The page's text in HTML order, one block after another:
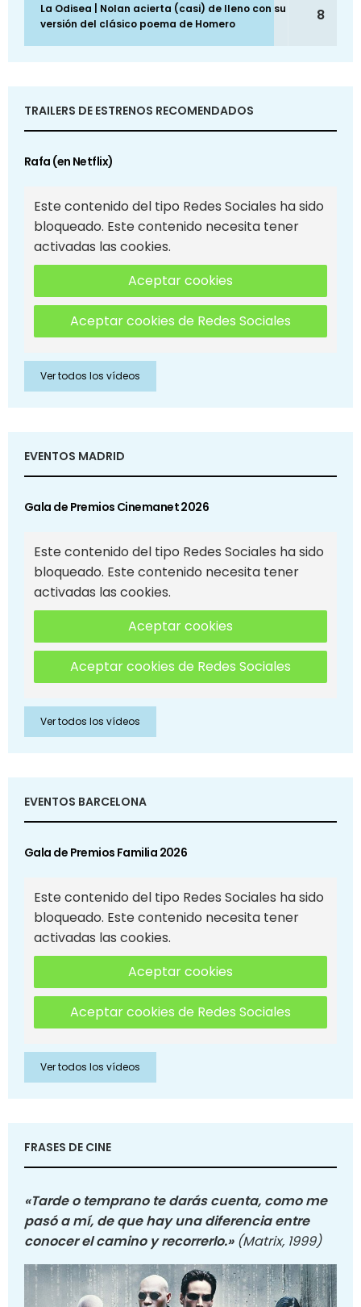
La Odisea | Nolan acierta (casi) de lleno con su
versión del clásico poema de Homero
8
TRAILERS DE ESTRENOS RECOMENDADOS
Rafa (en Netflix)
Este contenido del tipo Redes Sociales ha sido
bloqueado. Este contenido necesita tener
activadas las cookies.
Aceptar cookies
Aceptar cookies de Redes Sociales
Ver todos los vídeos
EVENTOS MADRID
Gala de Premios Cinemanet 2026
Este contenido del tipo Redes Sociales ha sido
bloqueado. Este contenido necesita tener
activadas las cookies.
Aceptar cookies
Aceptar cookies de Redes Sociales
Ver todos los vídeos
EVENTOS BARCELONA
Gala de Premios Familia 2026
Este contenido del tipo Redes Sociales ha sido
bloqueado. Este contenido necesita tener
activadas las cookies.
Aceptar cookies
Aceptar cookies de Redes Sociales
Ver todos los vídeos
FRASES DE CINE
«Tarde o temprano te darás cuenta, como me
pasó a mí, de que hay una diferencia entre
conocer el camino y recorrerlo.» (Matrix, 1999)